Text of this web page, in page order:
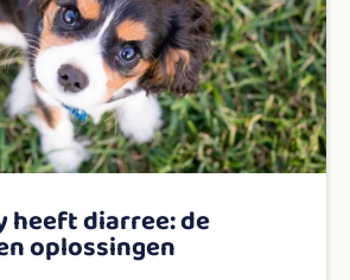
heeft diarree: de
oplossingen